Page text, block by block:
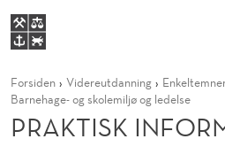
P
R
A
K
T
O
V
E
VIDEREUTDANNING
BIBLIOTEKET
Ø
K
I
N
E
Forsiden Videreutdanning
Barnehage- og skolemiljø og ledelse
PRAKTISK